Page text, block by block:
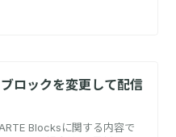
ロックを変更して配信
Blocksに関する内容で